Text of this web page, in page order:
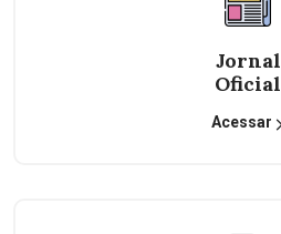
Jornal
Oficial
Acessar